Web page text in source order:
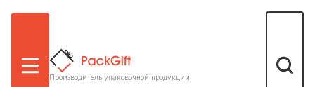
Меню
Производитель упаковочной продукции
Поиск